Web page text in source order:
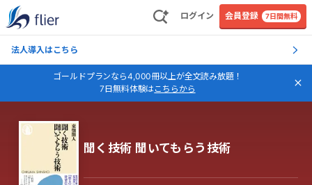
ログイン 会員登録 7日間無料
法人導入はこちら
ゴールドプランなら4,000冊以上が全文読み放題！
7日無料体験はこちらから
聞く技術 聞いてもらう技術